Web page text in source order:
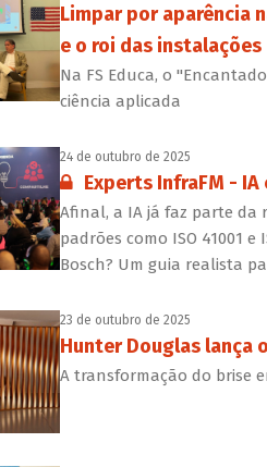
Limpar por aparência
e o roi das instalações
Na FS Educa, o
ciência aplicada
24 de outubro de 2025
Conteúdo restrito:
Experts InfraFM -
Afinal, a IA já faz parte da
padrões como ISO 41001 e
Bosch? Um guia realista
23 de outubro de 2025
Hunter Douglas lança
A transformação do brise